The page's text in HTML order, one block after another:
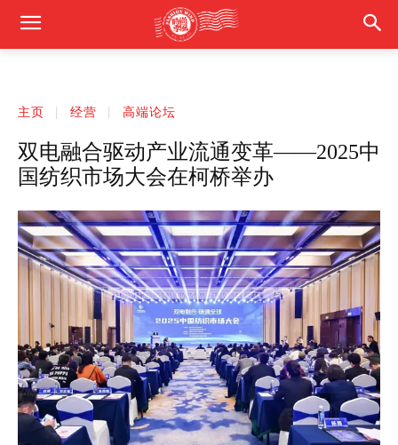
主页 经营 高端论坛
双电融合驱动产业流通变革——2025中
国纺织市场大会在柯桥举办